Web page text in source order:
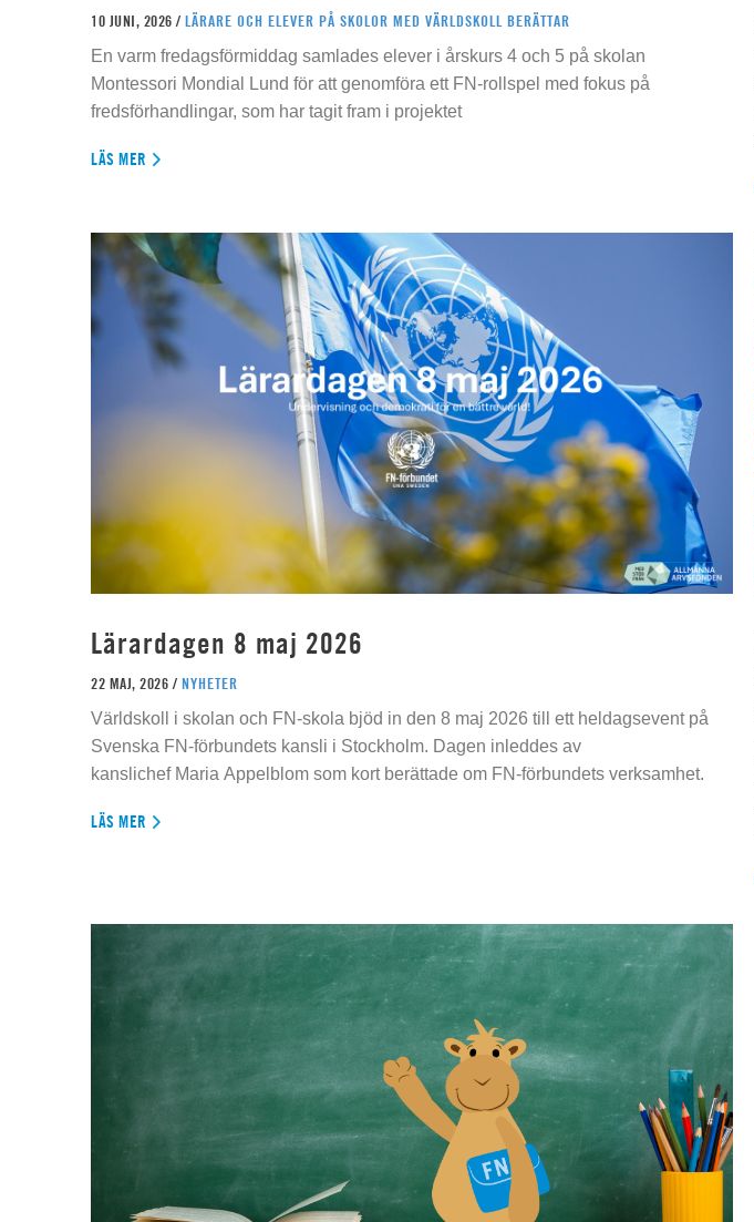
10 JUNI, 2026 / LÄRARE OCH ELEVER PÅ SKOLOR MED VÄRLDSKOLL BERÄTTAR
En varm fredagsförmiddag samlades elever i årskurs 4 och 5 på skolan
Montessori Mondial Lund för att genomföra ett FN-rollspel med fokus på
fredsförhandlingar, som har tagit fram i projektet
LÄS MER
Lärardagen 8 maj 2026
22 MAJ, 2026 / NYHETER
Världskoll i skolan och FN-skola bjöd in den 8 maj 2026 till ett heldagsevent på
Svenska FN-förbundets kansli i Stockholm. Dagen inleddes av
kanslichef Maria Appelblom som kort berättade om FN-förbundets verksamhet.
LÄS MER